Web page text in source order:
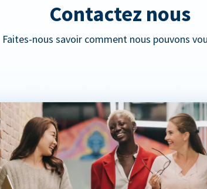
Contactez nous
Faites-nous savoir comment nous pouvons